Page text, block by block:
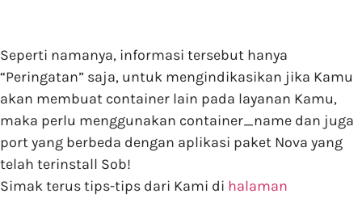
Seperti namanya, informasi tersebut hanya
“Peringatan” saja, untuk mengindikasikan jika Kamu
akan membuat container lain pada layanan Kamu,
maka perlu menggunakan container_name dan juga
port yang berbeda dengan aplikasi paket Nova yang
telah terinstall Sob!
Simak terus tips-tips dari Kami di halaman